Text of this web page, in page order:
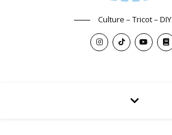
Culture – Tricot – DIY